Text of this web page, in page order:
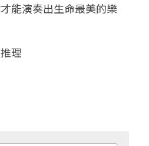
能演奏出生命最美的樂
理